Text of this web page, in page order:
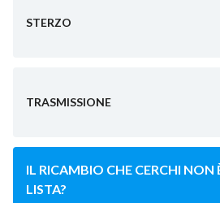
STERZO
TRASMISSIONE
IL RICAMBIO CHE CERCHI NON
LISTA?